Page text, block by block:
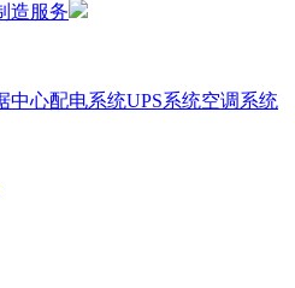
造服务
中心配电系统UPS系统空调系统